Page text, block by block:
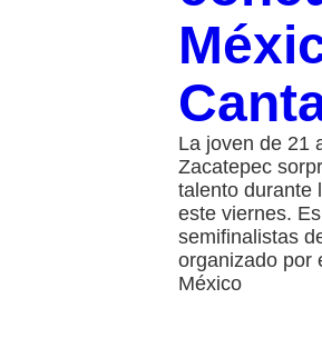
La joven de 21
Zacatepec
talento durante
este viernes.
semifinalistas
organizado por
México